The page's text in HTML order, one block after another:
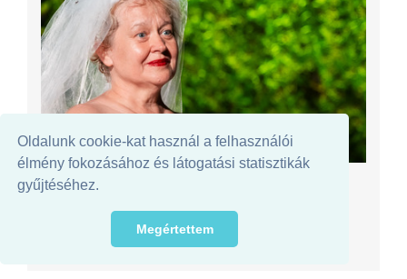
Oldalunk cookie-kat használ a felhasználói
élmény fokozásához és látogatási statisztikák
gyűjtéséhez.
Megértettem
SZENTENDREI TEÁTRUM
Haragossziget
Widder Kristóf